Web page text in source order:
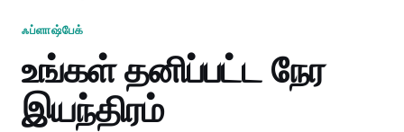
ஃப்ளாஷ்பேக்
உங்கள் தனிப்பட்ட நேர
இயந்திரம்